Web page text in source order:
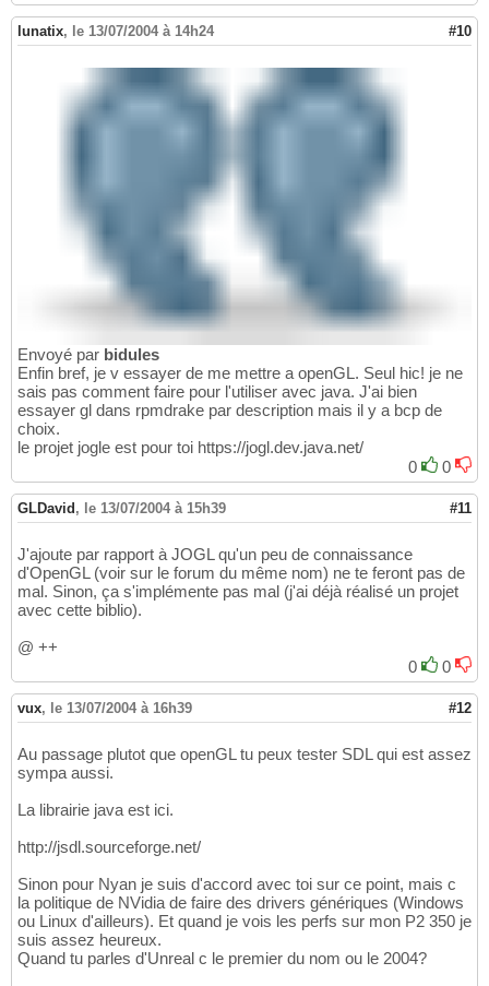
lunatix, le 13/07/2004 à 14h24 #10
Envoyé par bidules
Enfin bref, je v essayer de me mettre a openGL. Seul hic! je ne
sais pas comment faire pour l'utiliser avec java. J'ai bien
essayer gl dans rpmdrake par description mais il y a bcp de
choix.
le projet jogle est pour toi https://jogl.dev.java.net/
0
0
GLDavid , le 13/07/2004 à 15h39 #11
J'ajoute par rapport à JOGL qu'un peu de connaissance
d'OpenGL (voir sur le forum du même nom) ne te feront pas de
mal. Sinon, ça s'implémente pas mal (j'ai déjà réalisé un projet
avec cette biblio).
@ ++
0
0
vux, le 13/07/2004 à 16h39 #12
Au passage plutot que openGL tu peux tester SDL qui est assez
sympa aussi.
La librairie java est ici.
http://jsdl.sourceforge.net/
Sinon pour Nyan je suis d'accord avec toi sur ce point, mais c
la politique de NVidia de faire des drivers génériques (Windows
ou Linux d'ailleurs). Et quand je vois les perfs sur mon P2 350 je
suis assez heureux.
Quand tu parles d'Unreal c le premier du nom ou le 2004?